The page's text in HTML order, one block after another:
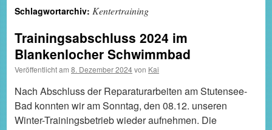
Schlagwortarchiv: Kentertraining
Trainingsabschluss 2024 im
Blankenlocher Schwimmbad
Veröffentlicht am 8. Dezember 2024von Kai
Nach Abschluss der Reparaturarbeiten am Stutensee-
Bad konnten wir am Sonntag, den 08.12. unseren
Winter-Trainingsbetrieb wieder aufnehmen. Die